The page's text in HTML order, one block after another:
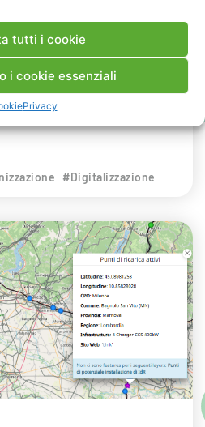
tutti i cookie
i cookie essenziali
Privacy
Rapporto Innov-E
dell’innovazione
del convegno targato I-
#Digitalizzazione